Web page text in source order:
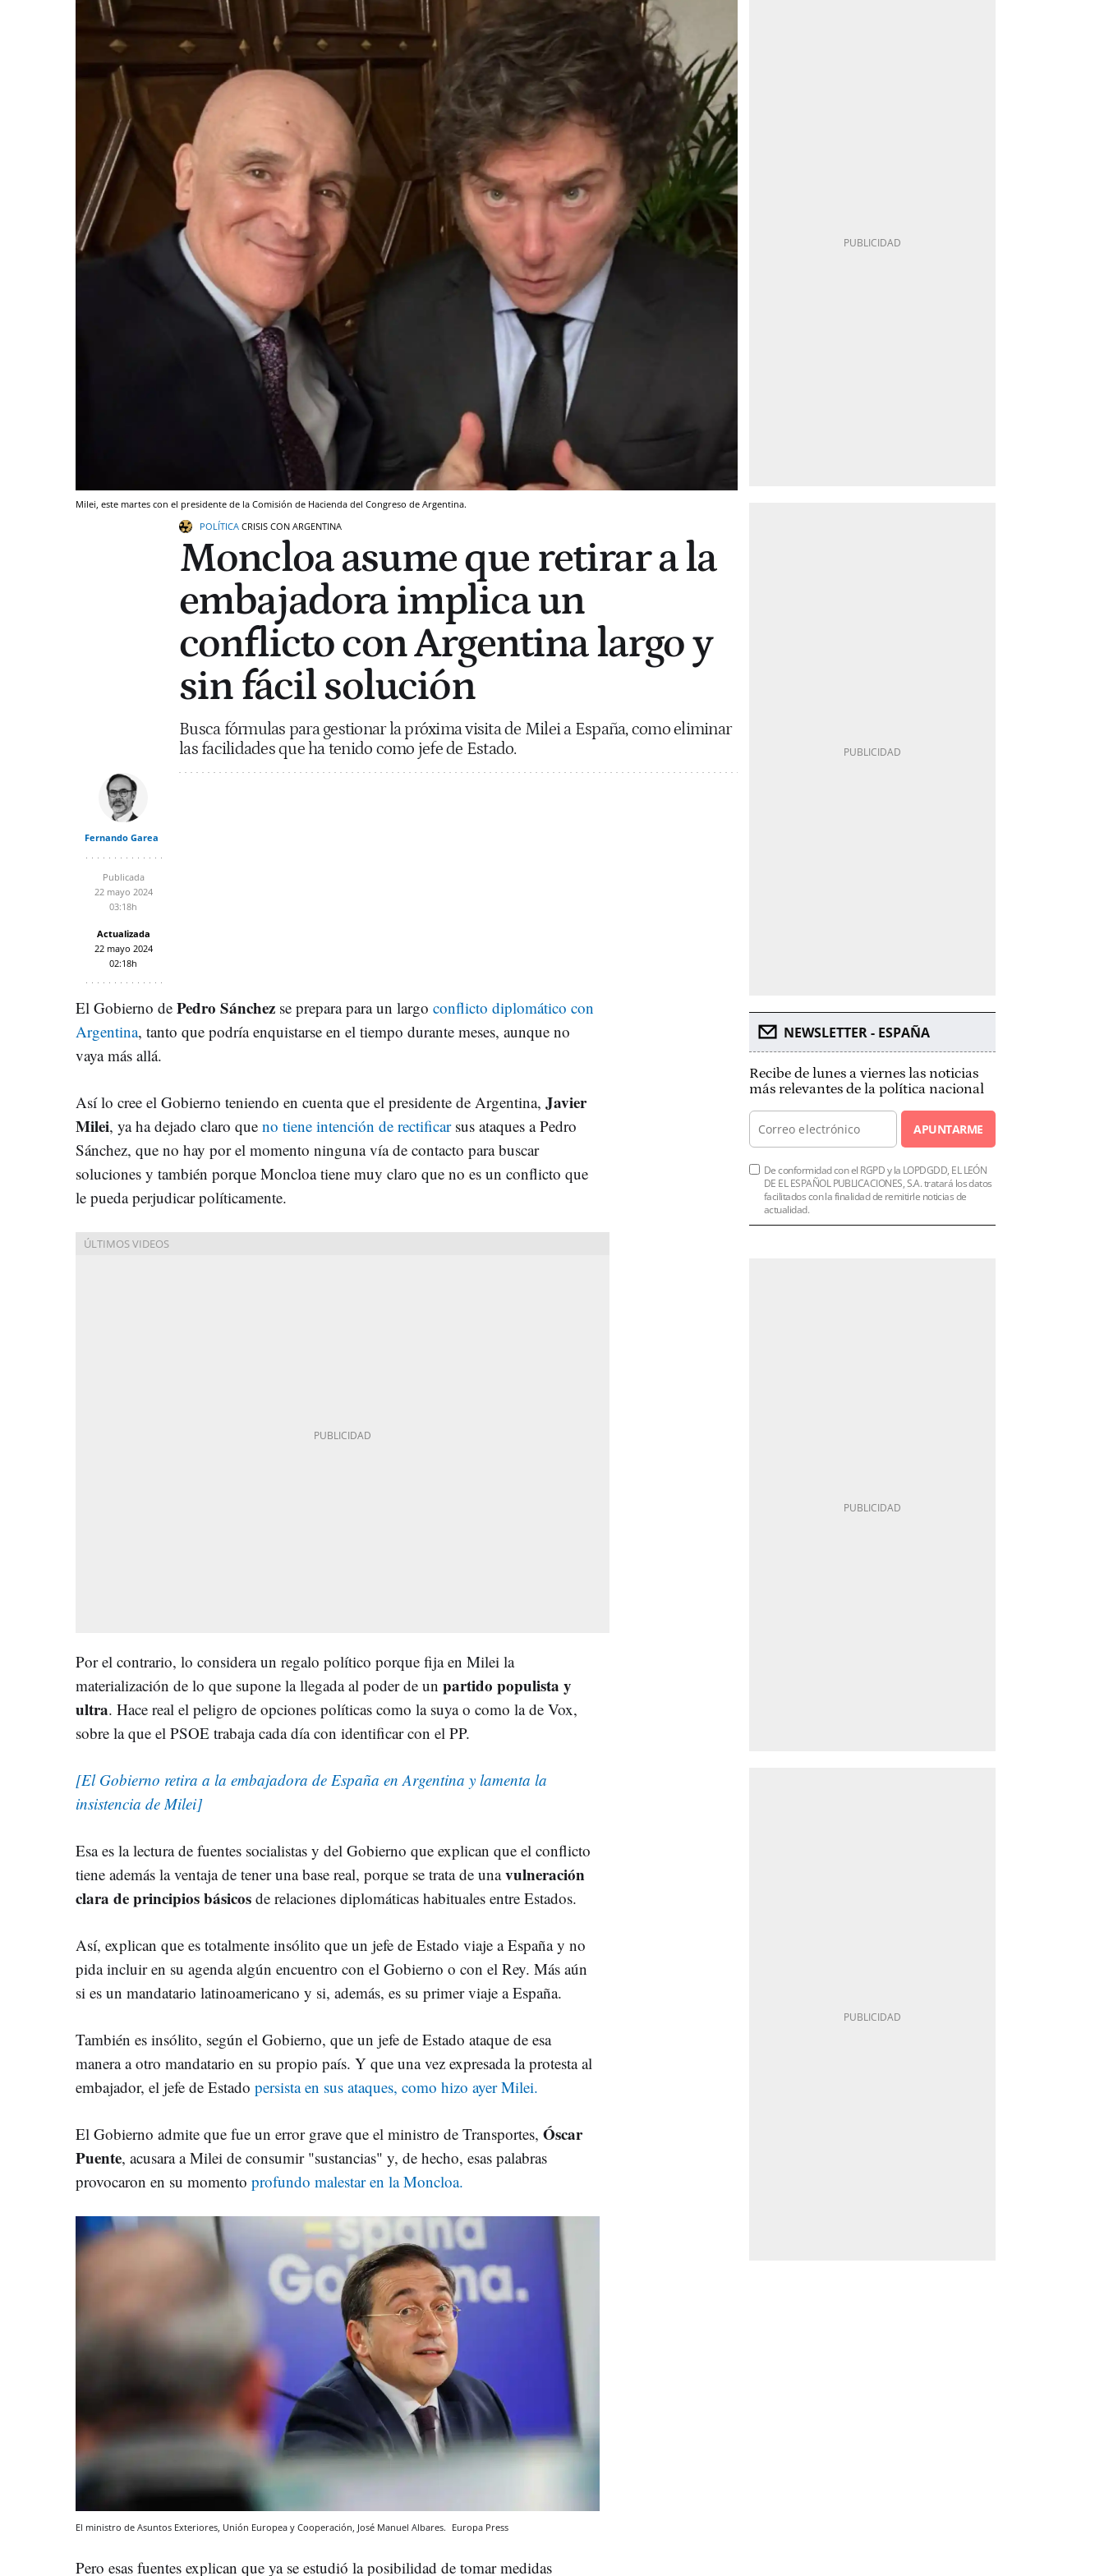
Milei, este martes con el presidente de la Comisión de Hacienda del Congreso de Argentina.
POLÍTICA CRISIS CON ARGENTINA
Moncloa asume que retirar a la
embajadora implica un
conflicto con Argentina largo y
sin fácil solución
Busca fórmulas para gestionar la próxima visita de Milei a España, como eliminar
las facilidades que ha tenido como jefe de Estado.
Fernando Garea
Publicada
22 mayo 2024
03:18h
Actualizada
22 mayo 2024
02:18h
El Gobierno de Pedro Sánchez se prepara para un largo conflicto diplomático con
Argentina, tanto que podría enquistarse en el tiempo durante meses, aunque no
vaya más allá.
Así lo cree el Gobierno teniendo en cuenta que el presidente de Argentina, Javier
Milei, ya ha dejado claro que no tiene intención de rectificarsus ataques a Pedro
Sánchez, que no hay por el momento ninguna vía de contacto para buscar
soluciones y también porque Moncloa tiene muy claro que no es un conflicto que
le pueda perjudicar políticamente.
Por el contrario, lo considera un regalo político porque fija en Milei la
materialización de lo que supone la llegada al poder de un partido populista y
ultra. Hace real el peligro de opciones políticas como la suya o como la de Vox,
sobre la que el PSOE trabaja cada día con identificar con el PP.
[El Gobierno retira a la embajadora de España en Argentina y lamenta la
insistencia de Milei]
Esa es la lectura de fuentes socialistas y del Gobierno que explican que el conflicto
tiene además la ventaja de tener una base real, porque se trata de unavulneración
clara de principios básicos de relaciones diplomáticas habituales entre Estados.
Así, explican que es totalmente insólito que un jefe de Estado viaje a España y no
pida incluir en su agenda algún encuentro con el Gobierno o con el Rey. Más aún
si es un mandatario latinoamericano y si, además, es su primer viaje a España.
También es insólito, según el Gobierno, que un jefe de Estado ataque de esa
manera a otro mandatario en su propio país. Y que una vez expresada la protesta al
embajador, el jefe de Estado persista en sus ataques, como hizo ayer Milei.
El Gobierno admite que fue un error grave que el ministro de Transportes, Óscar
Puente, acusara a Milei de consumir "sustancias" y, de hecho, esas palabras
provocaron en su momento profundo malestar en la Moncloa.
El ministro de Asuntos Exteriores, Unión Europea y Cooperación, José Manuel Albares. Europa Press
Pero esas fuentes explican que ya se estudió la posibilidad de tomar medidas
NEWSLETTER - ESPAÑA
Recibe de lunes a viernes las noticias
más relevantes de la política nacional
APUNTARME
De conformidad con el RGPD y la LOPDGDD, EL LEÓN
DE EL ESPAÑOL PUBLICACIONES, S.A. tratará los datos
facilitados con la finalidad de remitirle noticias de
actualidad.